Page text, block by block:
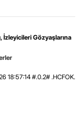
İzleyicileri Gözyaşlarına
18:57:14 #.0.2# .HCFOK.